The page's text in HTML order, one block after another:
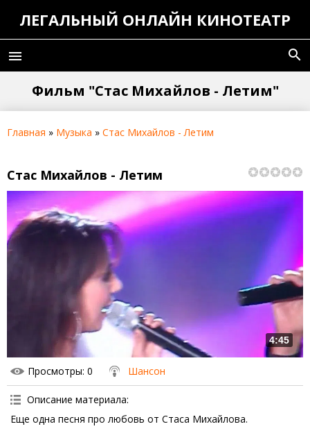
ЛЕГАЛЬНЫЙ ОНЛАЙН КИНОТЕАТР
menu search
Фильм "Стас Михайлов - Летим"
Главная » Музыка » Стас Михайлов - Летим
Стас Михайлов - Летим
4:45
Просмотры: 0 Шансон
Описание материала:
Еще одна песня про любовь от Стаса Михайлова.